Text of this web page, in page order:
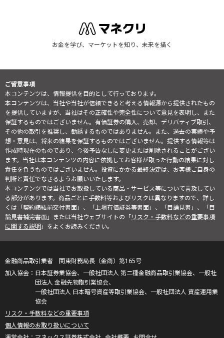
お金を学び、マーケットを知り、未来を描く
ご留意事項
本コンテンツは、情報提供を目的として行っております。
本コンテンツは、当社や当社が信頼できると考える情報源から提供されたもの
を提供していますが、当社はその正確性や完全性について意見を表明し、また
保証するものではございません。有価証券の購入、売却、デリバティブ取引、
その他の取引を推奨し、勧誘するものではありません。また、過去の実績や予
想・意見は、将来の結果を保証するものではございません。提供する情報等は
作成時現在のものであり、今後予告なしに変更または削除されることがござい
ます。当社は本コンテンツの内容に依拠してお客様が取った行動の結果に対し
責任を負うものではございません。投資にかかる最終決定は、お客様ご自身の
判断と責任でなさるようお願いいたします。
本コンテンツでは当社でお取扱している商品・サービス等について言及してい
る部分があります。商品ごとに手数料等およびリスクは異なりますので、詳し
くは「契約締結前交付書面」、「上場有価証券等書面」、「目論見書」、「目
論見書補完書面」または当社ウェブサイトの「リスク・手数料などの重要事項
に関する説明」をよくお読みください。
金融商品取引業者 関東財務局長（金商）第165号
日本証券業協会、一般社団法人 第二種金融商品取引業協会、一般社
団法人 金融先物取引業協会、
一般社団法人 日本暗号資産等取引業協会、一般社団法人 資産運用業
協会
リスク・手数料などの重要事項
個人情報のお取り扱いについて